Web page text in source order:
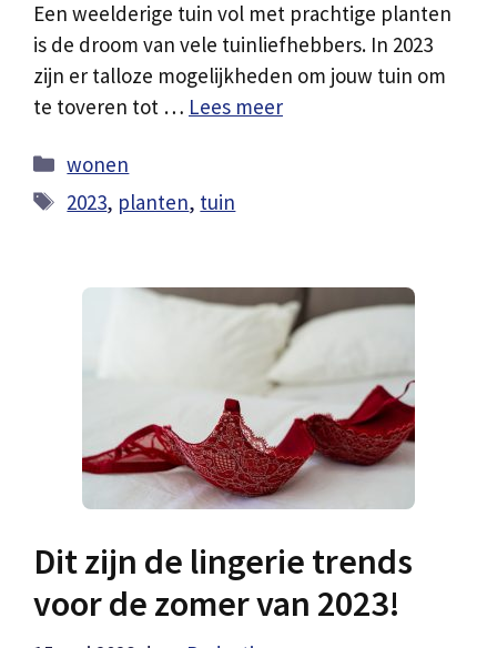
Een weelderige tuin vol met prachtige planten
is de droom van vele tuinliefhebbers. In 2023
zijn er talloze mogelijkheden om jouw tuin om
te toveren tot … Lees meer
Categorieën
wonen
Tags
2023, planten, tuin
Dit zijn de lingerie trends
voor de zomer van 2023!